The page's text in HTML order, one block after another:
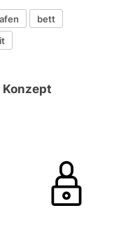
bett